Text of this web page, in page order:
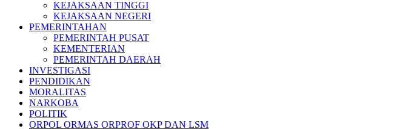
KEJAKSAAN TINGGI
KEJAKSAAN NEGERI
PEMERINTAHAN
PEMERINTAH PUSAT
KEMENTERIAN
PEMERINTAH DAERAH
INVESTIGASI
PENDIDIKAN
MORALITAS
NARKOBA
POLITIK
ORPOL ORMAS ORPROF OKP DAN LSM